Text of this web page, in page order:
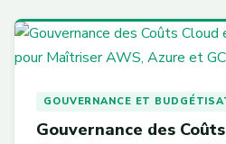
GOUVERNANCE ET
Gouvernance des